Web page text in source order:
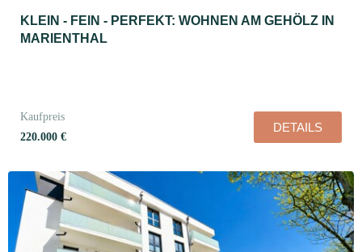
KLEIN - FEIN - PERFEKT: WOHNEN AM GEHÖLZ IN
MARIENTHAL
Kaufpreis
220.000 €
DETAILS